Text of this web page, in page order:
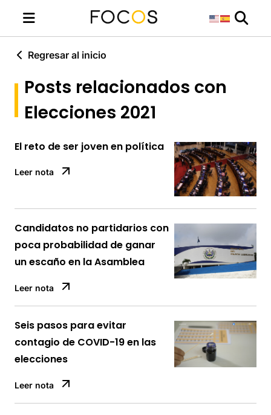
Regresar al inicio
Posts relacionados con
Elecciones 2021
El reto de ser joven en política
Leer nota
Candidatos no partidarios con
poca probabilidad de ganar
un escaño en la Asamblea
Leer nota
Seis pasos para evitar
contagio de COVID-19 en las
elecciones
Leer nota